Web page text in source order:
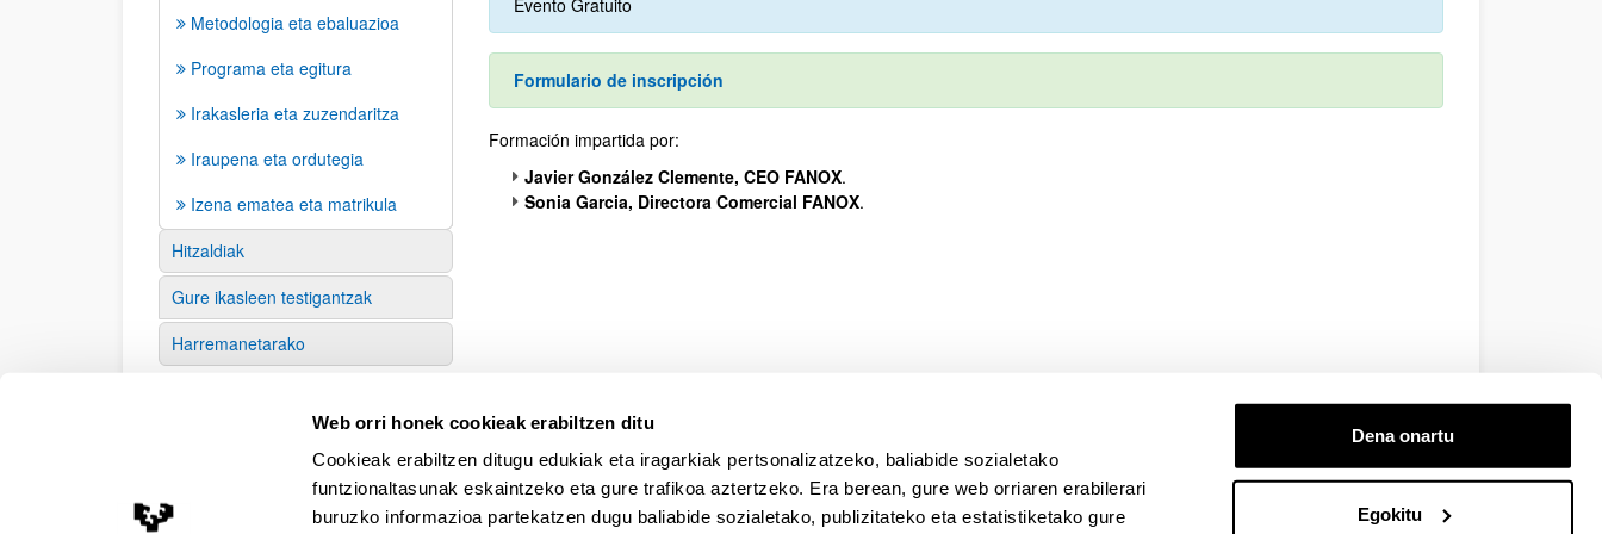
Web orri honek cookieak erabiltzen ditu
Cookieak erabiltzen ditugu edukiak eta iragarkiak pertsonalizatzeko, baliabide sozialetako
funtzionaltasunak eskaintzeko eta gure trafikoa aztertzeko. Era berean, gure web orriaren erabilerari
buruzko informazioa partekatzen dugu baliabide sozialetako, publizitateko eta estatistiketako gure
Dena onartu
Egokitu
Metodologia eta ebaluazioa
Programa eta egitura
Irakasleria eta zuzendaritza
Iraupena eta ordutegia
Izena ematea eta matrikula
Hitzaldiak
Gure ikasleen testigantzak
Harremanetarako
Evento Gratuito
Formulario de inscripción
Formación impartida por:
Javier González Clemente, CEO FANOX.
Sonia Garcia, Directora Comercial FANOX.